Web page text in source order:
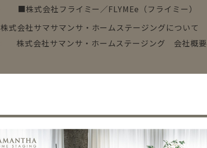
■株式会社フライミー／FLYMEe（フライミー）
株式会社サマサマンサ・ホームステージングについて
株式会社サマンサ・ホームステージング 会社概要